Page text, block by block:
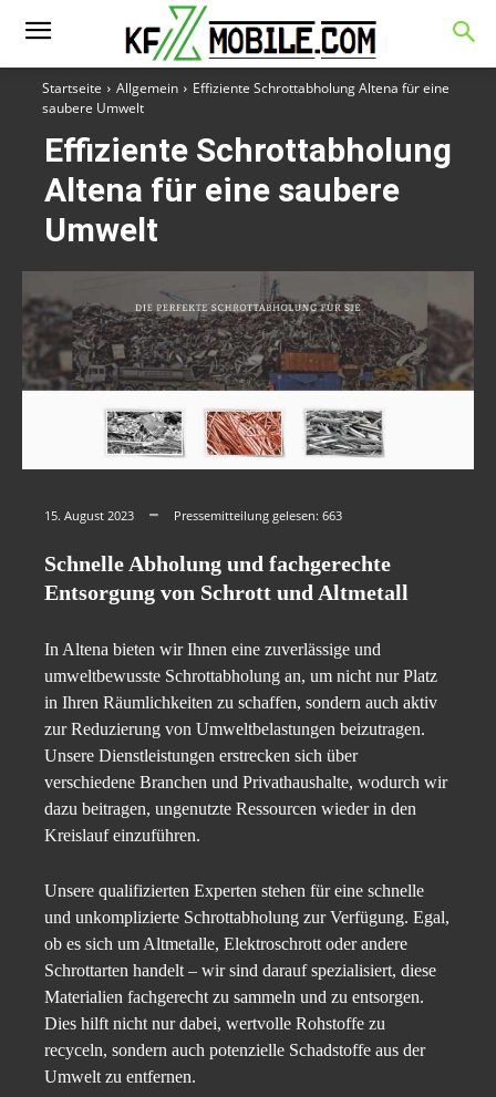
Startseite Allgemein
Effiziente Schrottabholung Altena für eine
saubere Umwelt
Effiziente Schrottabholung
Altena für eine saubere
Umwelt
15. August 2023 Pressemitteilung gelesen: 663
Schnelle Abholung und fachgerechte
Entsorgung von Schrott und Altmetall
In Altena bieten wir Ihnen eine zuverlässige und
umweltbewusste Schrottabholung an, um nicht nur Platz
in Ihren Räumlichkeiten zu schaffen, sondern auch aktiv
zur Reduzierung von Umweltbelastungen beizutragen.
Unsere Dienstleistungen erstrecken sich über
verschiedene Branchen und Privathaushalte, wodurch wir
dazu beitragen, ungenutzte Ressourcen wieder in den
Kreislauf einzuführen.
Unsere qualifizierten Experten stehen für eine schnelle
und unkomplizierte Schrottabholung zur Verfügung. Egal,
ob es sich um Altmetalle, Elektroschrott oder andere
Schrottarten handelt – wir sind darauf spezialisiert, diese
Materialien fachgerecht zu sammeln und zu entsorgen.
Dies hilft nicht nur dabei, wertvolle Rohstoffe zu
recyceln, sondern auch potenzielle Schadstoffe aus der
Umwelt zu entfernen.